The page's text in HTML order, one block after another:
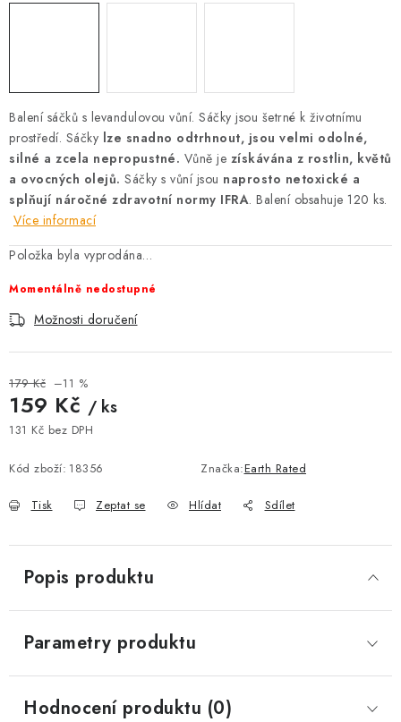
Kontakt Možnosti dopravy
Hodnocení obchodu
Obchodní podmínky
Zásady zpracování osobních údajů
Věrnostní slevy
Balení sáčků s levandulovou vůní. Sáčky jsou šetrné k životnímu
prostředí. Sáčky lze snadno odtrhnout, jsou velmi odolné,
silné a zcela nepropustné. Vůně je získávána z rostlin, květů
a ovocných olejů. Sáčky s vůní jsou naprosto netoxické a
splňují náročné zdravotní normy IFRA. Balení obsahuje 120 ks.
Více informací
Položka byla vyprodána…
Momentálně nedostupné
Možnosti doručení
179 Kč –11 %
159 Kč / ks
131 Kč bez DPH
Kód zboží: 18356 Značka:Earth Rated
Tisk Zeptat se Hlídat Sdílet
Popis produktu
Parametry produktu
Hodnocení produktu (0)